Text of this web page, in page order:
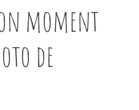
moment
de